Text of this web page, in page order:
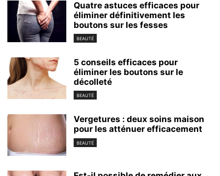
Quatre astuces efficaces pour
éliminer définitivement les
boutons sur les fesses
BEAUTÉ
5 conseils efficaces pour
éliminer les boutons sur le
décolleté
BEAUTÉ
Vergetures : deux soins maison
pour les atténuer efficacement
BEAUTÉ